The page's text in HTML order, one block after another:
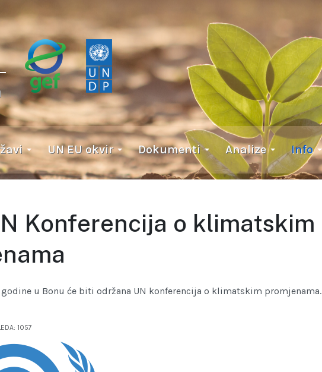
UN EU okvir Dokumenti Analize Info
Konferencija o klimatskim
godine u Bonu će biti održana UN konferencija o klimatskim promjenama.
1057